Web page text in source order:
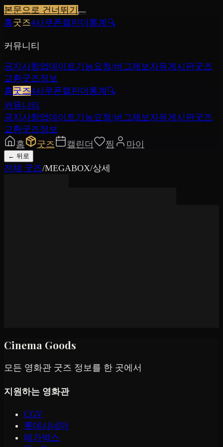
본문으로 건너뛰기
홈굿즈4사쿠폰캘린더 통계 🔍
커뮤니티
공지사항업데이트기능요청/버그제보자유게시판굿즈
교환굿즈정보
홈굿즈4사쿠폰캘린더 통계 🔍
커뮤니티
공지사항업데이트기능요청/버그제보자유게시판굿즈
교환굿즈정보
홈
굿즈 캘린더 찜 마이
← 뒤로
전체 굿즈/MEGABOX/상세
Cinema Goods
모든 영화관 굿즈 정보를 한 곳에서
지원하는 영화관
CGV
롯데시네마
메가박스